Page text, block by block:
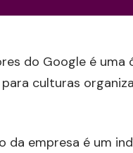
do Google é
culturas
da empresa é um